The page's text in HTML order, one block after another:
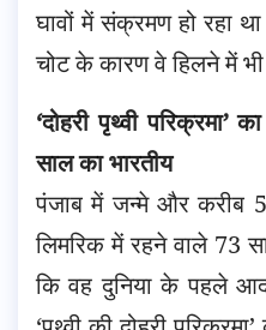
घावों में संक्रमण हो रहा
चोट के कारण वे हिलने में
‘दोहरी पृथ्वी परिक्रमा’
साल का भारतीय
पंजाब में जन्मे और करीब
लिमरिक में रहने वाले 73
कि वह दुनिया के पहले